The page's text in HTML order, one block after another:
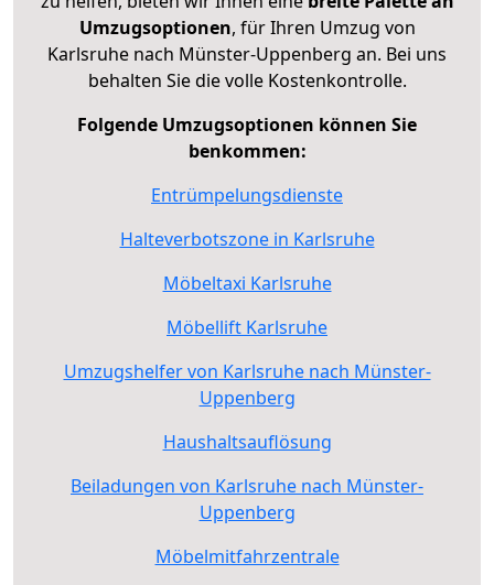
Umzugsoptionen, für Ihren Umzug von
Karlsruhe nach Münster-Uppenberg an. Bei uns
behalten Sie die volle Kostenkontrolle.
Folgende Umzugsoptionen können Sie
benkommen:
Entrümpelungsdienste
Halteverbotszone in Karlsruhe
Möbeltaxi Karlsruhe
Möbellift Karlsruhe
Umzugshelfer von Karlsruhe nach Münster-
Uppenberg
Haushaltsauflösung
Beiladungen von Karlsruhe nach Münster-
Uppenberg
Möbelmitfahrzentrale